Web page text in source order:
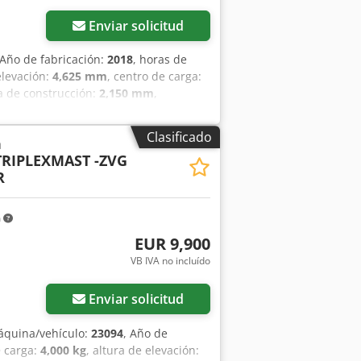
Enviar solicitud
de fabricación: 2018, horas de
4,625 mm, centro de carga:
de construcción: 2,150 mm,
altura de construcción: 2150 mm,
de longitud: 1200 mm, faros de
batería de 48 V/625 Ah,
técnico en el momento de la venta:
¡Se ha realizado una
deficiencias! ¡La carretilla
de experiencia profesional!
horario de atención: de lunes a
Disponemos de una plataforma baja
Clasificado
-ZVG
EUR 9,900
VB IVA no incluído
Enviar solicitud
vehículo: 23094, Año de
carga: 4,000 kg, altura de elevación: